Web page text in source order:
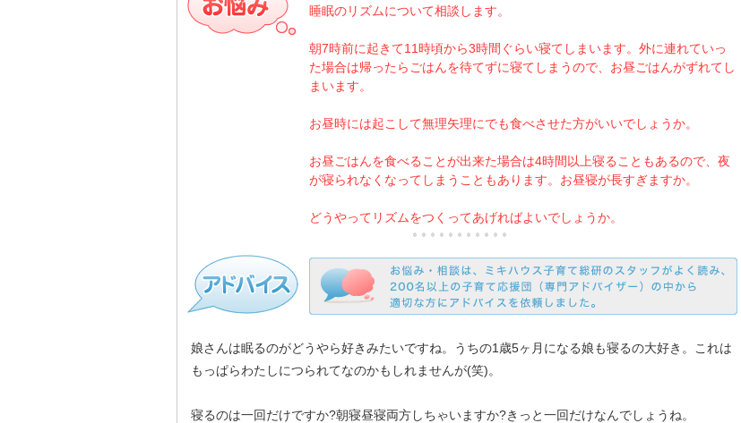
睡眠のリズムについて相談します。
朝7時前に起きて11時頃から3時間ぐらい寝てしまいます。外に連れていっ
た場合は帰ったらごはんを待てずに寝てしまうので、お昼ごはんがずれてし
まいます。
お昼時には起こして無理矢理にでも食べさせた方がいいでしょうか。
お昼ごはんを食べることが出来た場合は4時間以上寝ることもあるので、夜
が寝られなくなってしまうこともあります。お昼寝が長すぎますか。
どうやってリズムをつくってあげればよいでしょうか。
娘さんは眠るのがどうやら好きみたいですね。うちの1歳5ヶ月になる娘も寝るの大好き。これは
もっぱらわたしにつられてなのかもしれませんが(笑)。
寝るのは一回だけですか?朝寝昼寝両方しちゃいますか?きっと一回だけなんでしょうね。